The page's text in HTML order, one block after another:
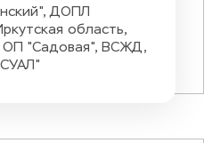
ДОПЛ
область,
ОП "Садовая", ВСЖД,